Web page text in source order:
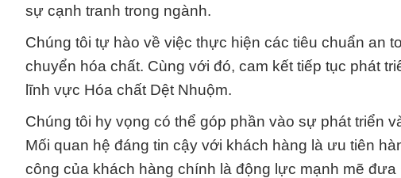
sự cạnh tranh trong ngành.
Chúng tôi tự hào về việc thực hiện các tiêu chuẩn an
chuyển hóa chất. Cùng với đó, cam kết tiếp tục phát
lĩnh vực Hóa chất Dệt Nhuộm.
Chúng tôi hy vọng có thể góp phần vào sự phát triển
Mối quan hệ đáng tin cậy với khách hàng là ưu tiên
công của khách hàng chính là động lực mạnh mẽ